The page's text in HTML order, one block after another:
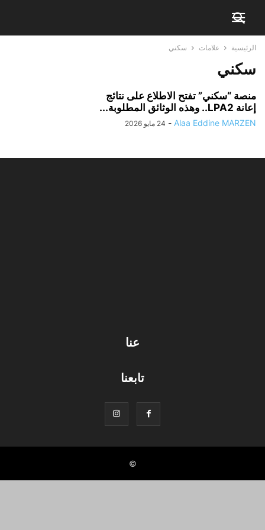
الرئيسية علامات سكني
سكني
منصة “سكني” تفتح الاطلاع على نتائج
إعانة LPA2.. وهذه الوثائق المطلوبة...
Alaa Eddine MARZEN
- 24 مايو 2026
عنا
تابعنا
©